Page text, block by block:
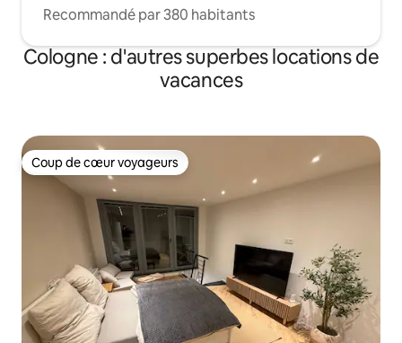
Recommandé par 380 habitants
Cologne : d'autres superbes locations de
vacances
Coup de cœur voyageurs
Coup de cœur voyageurs